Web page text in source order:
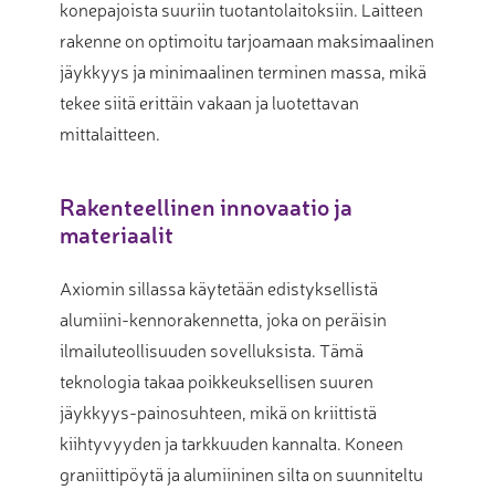
konepajoista suuriin tuotantolaitoksiin. Laitteen
rakenne on optimoitu tarjoamaan maksimaalinen
jäykkyys ja minimaalinen terminen massa, mikä
tekee siitä erittäin vakaan ja luotettavan
mittalaitteen.
Rakenteellinen innovaatio ja
materiaalit
Axiomin sillassa käytetään edistyksellistä
alumiini-kennorakennetta, joka on peräisin
ilmailuteollisuuden sovelluksista. Tämä
teknologia takaa poikkeuksellisen suuren
jäykkyys-painosuhteen, mikä on kriittistä
kiihtyvyyden ja tarkkuuden kannalta. Koneen
graniittipöytä ja alumiininen silta on suunniteltu